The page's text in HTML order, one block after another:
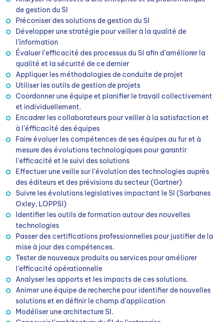
de gestion du SI
Préconiser des solutions de gestion du SI
Développer une stratégie pour veiller à la qualité de
l’information
Évaluer l’efficacité des processus du SI afin d’améliorer la
qualité et la sécurité de ce dernier
Appliquer les méthodologies de conduite de projet
Utiliser les outils de gestion de projets
Coordonner une équipe et planifier le travail collectivement
et individuellement.
Encadrer les collaborateurs pour veiller à la satisfaction et
à l’éfficacité des équipes
Faire évoluer les compétences de ses équipes au fur et à
mesure des évolutions technologiques pour garantir
l’efficacité et le suivi des solutions
Effectuer une veille sur l’évolution des technologies auprès
des éditeurs et des prévisions du secteur (Gartner)
Suivre les évolutions legislatives impactant le SI (Sarbanes
Oxley, LOPPSI)
Identifier les outils de formation autour des nouvelles
technologies
Passer des certifications professionnelles pour justifier de la
mise à jour des compétences.
Tester de nouveaux produits ou services pour améliorer
l’efficacité opérationnelle
Analyser les apports et les impacts de ces solutions.
Animer une équipe de recherche pour identifier de nouvelles
solutions et en définir le champ d’application
Modéliser une architecture SI.